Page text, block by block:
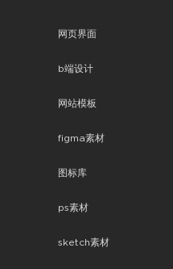
网页界面
b端设计
网站模板
figma素材
图标库
ps素材
sketch素材